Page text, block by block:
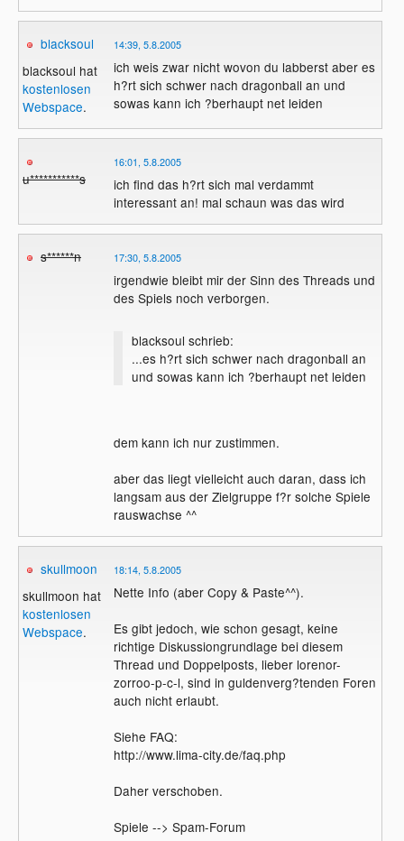
blacksoul
blacksoul hat
kostenlosen
Webspace.
14:39, 5.8.2005
ich weis zwar nicht wovon du labberst aber es
h?rt sich schwer nach dragonball an und
sowas kann ich ?berhaupt net leiden
u***********s
16:01, 5.8.2005
ich find das h?rt sich mal verdammt
interessant an! mal schaun was das wird
s******n 17:30, 5.8.2005
irgendwie bleibt mir der Sinn des Threads und
des Spiels noch verborgen.
blacksoul schrieb:
...es h?rt sich schwer nach dragonball an
und sowas kann ich ?berhaupt net leiden
dem kann ich nur zustimmen.
aber das liegt vielleicht auch daran, dass ich
langsam aus der Zielgruppe f?r solche Spiele
rauswachse ^^
skullmoon
skullmoon hat
kostenlosen
Webspace.
18:14, 5.8.2005
Nette Info (aber Copy & Paste^^).
Es gibt jedoch, wie schon gesagt, keine
richtige Diskussiongrundlage bei diesem
Thread und Doppelposts, lieber lorenor-
zorroo-p-c-l, sind in guldenverg?tenden Foren
auch nicht erlaubt.
Siehe FAQ:
http://www.lima-city.de/faq.php
Daher verschoben.
Spiele --> Spam-Forum